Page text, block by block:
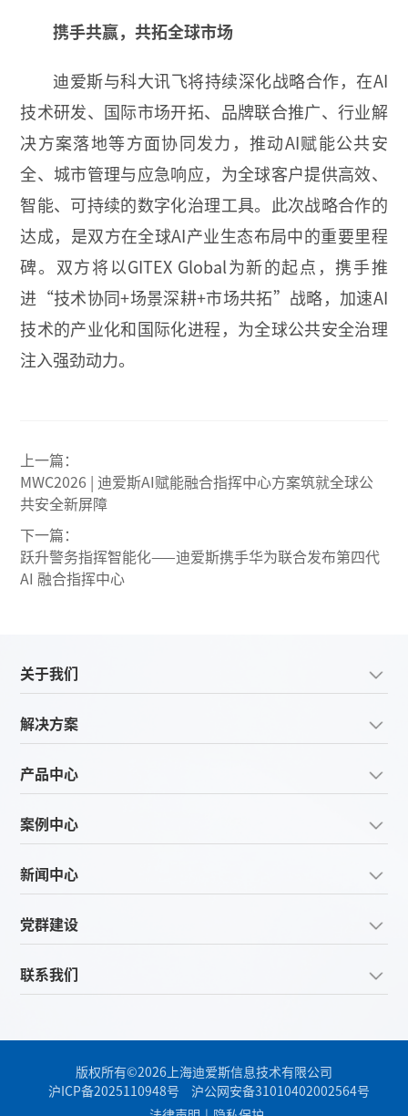
携手共赢，共拓全球市场
迪爱斯与科大讯飞将持续深化战略合作，在AI
技术研发、国际市场开拓、品牌联合推广、行业解
决方案落地等方面协同发力，推动AI赋能公共安
全、城市管理与应急响应，为全球客户提供高效、
智能、可持续的数字化治理工具。此次战略合作的
达成，是双方在全球AI产业生态布局中的重要里程
碑。双方将以GITEX Global为新的起点，携手推
进“技术协同+场景深耕+市场共拓”战略，加速AI
技术的产业化和国际化进程，为全球公共安全治理
注入强劲动力。
上一篇：
MWC2026 | 迪爱斯AI赋能融合指挥中心方案筑就全球公
共安全新屏障
下一篇：
跃升警务指挥智能化——迪爱斯携手华为联合发布第四代
AI 融合指挥中心
关于我们
解决方案
产品中心
案例中心
新闻中心
党群建设
联系我们
版权所有©2026上海迪爱斯信息技术有限公司
沪ICP备2025110948号
沪公网安备31010402002564号